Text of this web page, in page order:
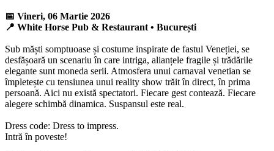
📅 Vineri, 06 Martie 2026
📍 White Horse Pub & Restaurant • București
Sub măști somptuoase și costume inspirate de fastul Veneției, se
desfășoară un scenariu în care intriga, alianțele fragile și trădările
elegante sunt moneda serii. Atmosfera unui carnaval venetian se
împletește cu tensiunea unui reality show trăit în direct, în prima
persoană. Aici nu există spectatori. Fiecare gest contează. Fiecare
alegere schimbă dinamica. Suspansul este real.
Dress code: Dress to impress.
Intră în poveste!